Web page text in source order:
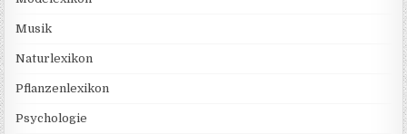
Musik
Naturlexikon
Pflanzenlexikon
Psychologie